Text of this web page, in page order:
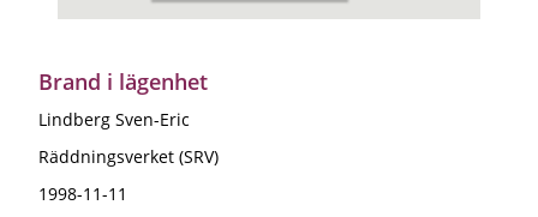
Brand i lägenhet
Lindberg Sven-Eric
Räddningsverket (SRV)
1998-11-11